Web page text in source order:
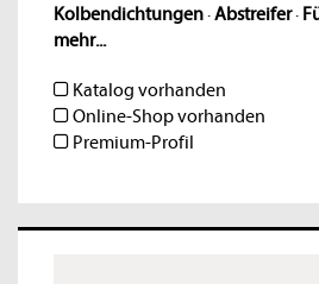
Kolbendichtungen·Abstreifer·
mehr...
Katalog vorhanden
Online-Shop vorhanden
Premium-Profil